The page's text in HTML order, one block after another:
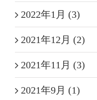
2022年1月 (3)
2021年12月 (2)
2021年11月 (3)
2021年9月 (1)